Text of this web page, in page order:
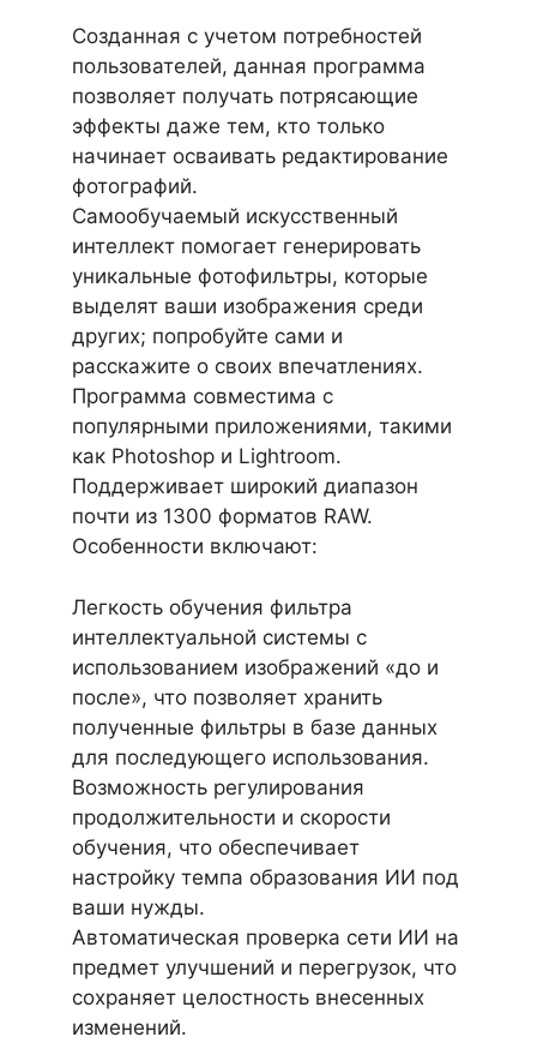
Созданная с учетом потребностей
пользователей, данная программа
позволяет получать потрясающие
эффекты даже тем, кто только
начинает осваивать редактирование
фотографий.
Самообучаемый искусственный
интеллект помогает генерировать
уникальные фотофильтры, которые
выделят ваши изображения среди
других; попробуйте сами и
расскажите о своих впечатлениях.
Программа совместима с
популярными приложениями, такими
как Photoshop и Lightroom.
Поддерживает широкий диапазон
почти из 1300 форматов RAW.
Особенности включают:
Легкость обучения фильтра
интеллектуальной системы с
использованием изображений «до и
после», что позволяет хранить
полученные фильтры в базе данных
для последующего использования.
Возможность регулирования
продолжительности и скорости
обучения, что обеспечивает
настройку темпа образования ИИ под
ваши нужды.
Автоматическая проверка сети ИИ на
предмет улучшений и перегрузок, что
сохраняет целостность внесенных
изменений.